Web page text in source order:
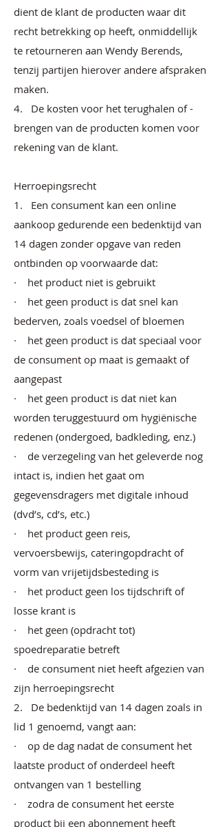
dient de klant de producten waar dit
recht betrekking op heeft, onmiddellijk
te retourneren aan Wendy Berends,
tenzij partijen hierover andere afspraken
maken.
4. De kosten voor het terughalen of -
brengen van de producten komen voor
rekening van de klant.
Herroepingsrecht
1. Een consument kan een online
aankoop gedurende een bedenktijd van
14 dagen zonder opgave van reden
ontbinden op voorwaarde dat:
· het product niet is gebruikt
· het geen product is dat snel kan
bederven, zoals voedsel of bloemen
· het geen product is dat speciaal voor
de consument op maat is gemaakt of
aangepast
· het geen product is dat niet kan
worden teruggestuurd om hygiënische
redenen (ondergoed, badkleding, enz.)
· de verzegeling van het geleverde nog
intact is, indien het gaat om
gegevensdragers met digitale inhoud
(dvd’s, cd’s, etc.)
· het product geen reis,
vervoersbewijs, cateringopdracht of
vorm van vrijetijdsbesteding is
· het product geen los tijdschrift of
losse krant is
· het geen (opdracht tot)
spoedreparatie betreft
· de consument niet heeft afgezien van
zijn herroepingsrecht
2. De bedenktijd van 14 dagen zoals in
lid 1 genoemd, vangt aan:
· op de dag nadat de consument het
laatste product of onderdeel heeft
ontvangen van 1 bestelling
· zodra de consument het eerste
product bij een abonnement heeft